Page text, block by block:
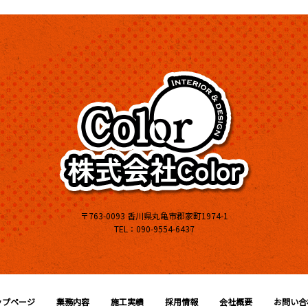
ページ 業務内容 施工実績 採用情報 会社概要 お問い
〒763-0093 香川県丸亀市郡家町1974-1
TEL：090-9554-6437